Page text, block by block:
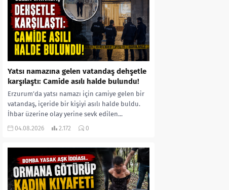
Yatsı namazına gelen vatandaş dehşetle
karşılaştı: Camide asılı halde bulundu!
Erzurum’da yatsı namazı için camiye gelen bir
vatandaş, içeride bir kişiyi asılı halde buldu.
İhbar üzerine olay yerine sevk edilen...
04.08.2026 2.172 0